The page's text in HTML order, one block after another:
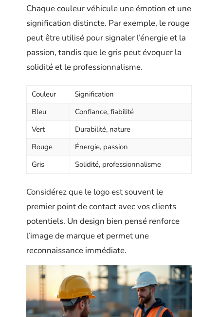
Chaque couleur véhicule une émotion et une
signification distincte. Par exemple, le rouge
peut être utilisé pour signaler l’énergie et la
passion, tandis que le gris peut évoquer la
solidité et le professionnalisme.
Couleur
Signification
Bleu
Confiance, fiabilité
Vert
Durabilité, nature
Rouge
Énergie, passion
Gris
Solidité, professionnalisme
Considérez que le logo est souvent le
premier point de contact avec vos clients
potentiels. Un design bien pensé renforce
l’image de marque et permet une
reconnaissance immédiate.